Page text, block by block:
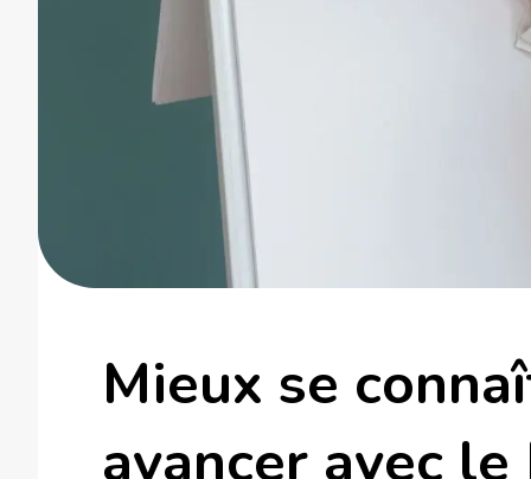
Mieux se
avancer avec le